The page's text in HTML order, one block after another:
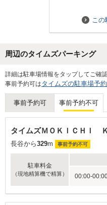
この
周辺のタイムズパーキング
詳細は駐車場情報をタップしてご確認
事前予約可はタイムズの駐車場予
事前予約可 事前予約不可
タイムズＭＯＫＩＣＨＩ
長谷から329m 事前予約不可
駐車料金
（現地精算機で精算） 00:00-